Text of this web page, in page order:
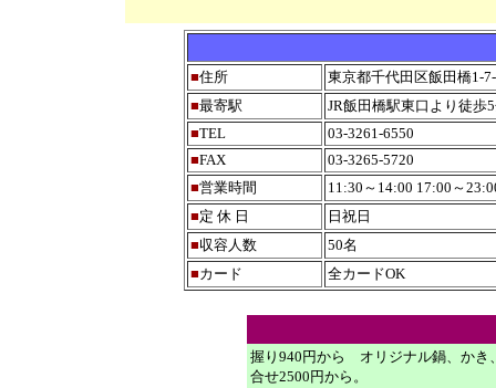
■住所
東京都千代田区飯田橋1-
■最寄駅
JR飯田橋駅東口より徒歩
■TEL
03-3261-6550
■FAX
03-3265-5720
■営業時間
11:30～14:00 17:00～
■定 休 日
日祝日
■収容人数
50名
■カード 全カードOK
握り940円から オリジナル鍋、かき
合せ2500円から。